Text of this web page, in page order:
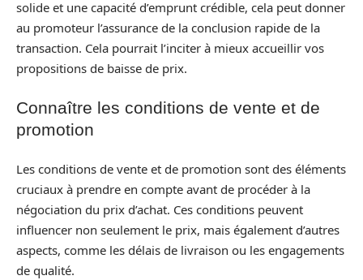
solide et une capacité d’emprunt crédible, cela peut donner
au promoteur l’assurance de la conclusion rapide de la
transaction. Cela pourrait l’inciter à mieux accueillir vos
propositions de baisse de prix.
Connaître les conditions de vente et de
promotion
Les conditions de vente et de promotion sont des éléments
cruciaux à prendre en compte avant de procéder à la
négociation du prix d’achat. Ces conditions peuvent
influencer non seulement le prix, mais également d’autres
aspects, comme les délais de livraison ou les engagements
de qualité.